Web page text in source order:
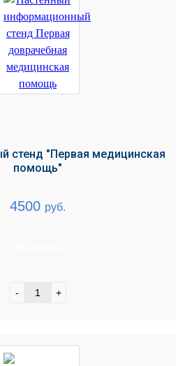
стенд "Первая медицинская
помощь"
4500 руб.
- +